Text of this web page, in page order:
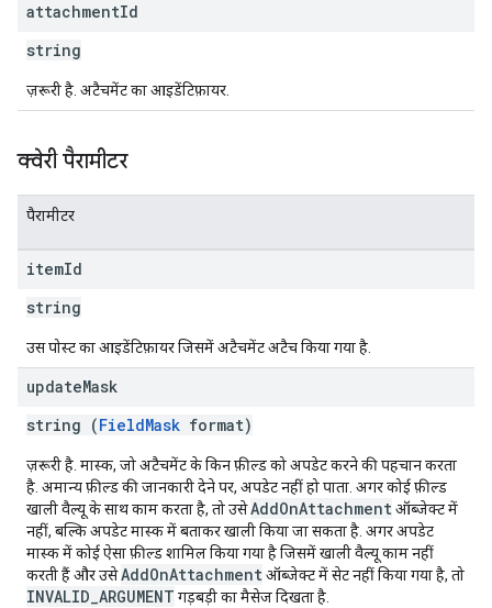
attachmentId
string
ज़रूरी है. अटैचमेंट का आइडेंटिफ़ायर.
क्वेरी पैरामीटर
पैरामीटर
itemId
string
उस पोस्ट का आइडेंटिफ़ायर जिसमें अटैचमेंट अटैच किया गया है.
updateMask
string (FieldMask format)
ज़रूरी है. मास्क, जो अटैचमेंट के किन फ़ील्ड को अपडेट करने की पहचान करता
है. अमान्य फ़ील्ड की जानकारी देने पर, अपडेट नहीं हो पाता. अगर कोई फ़ील्ड
खाली वैल्यू के साथ काम करता है, तो उसेAddOnAttachmentऑब्जेक्ट में
नहीं, बल्कि अपडेट मास्क में बताकर खाली किया जा सकता है. अगर अपडेट
मास्क में कोई ऐसा फ़ील्ड शामिल किया गया है जिसमें खाली वैल्यू काम नहीं
करती हैं और उसेAddOnAttachmentऑब्जेक्ट में सेट नहीं किया गया है, तो
INVALID_ARGUMENT गड़बड़ी का मैसेज दिखता है.